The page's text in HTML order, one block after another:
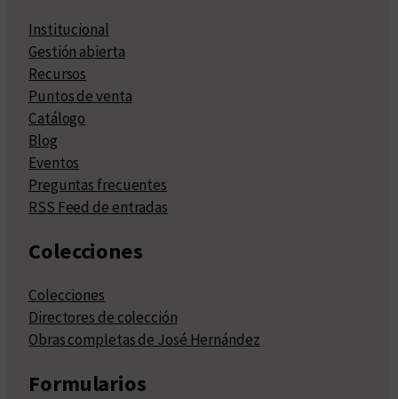
Institucional
Gestión abierta
Recursos
Puntos de venta
Catálogo
Blog
Eventos
Preguntas frecuentes
RSS Feed de entradas
Colecciones
Colecciones
Directores de colección
Obras completas de José Hernández
Formularios